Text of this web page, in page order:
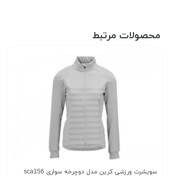
محصولات مرتبط
سویشرت ورزشی کرین مدل دوچرخه سواری sca156